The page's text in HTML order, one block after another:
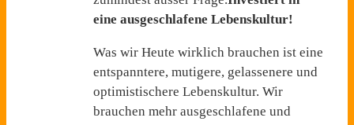
eine ausgeschlafene Lebenskultur!
Was wir Heute wirklich brauchen ist eine
entspanntere, mutigere, gelassenere und
optimistischere Lebenskultur. Wir
brauchen mehr ausgeschlafene und